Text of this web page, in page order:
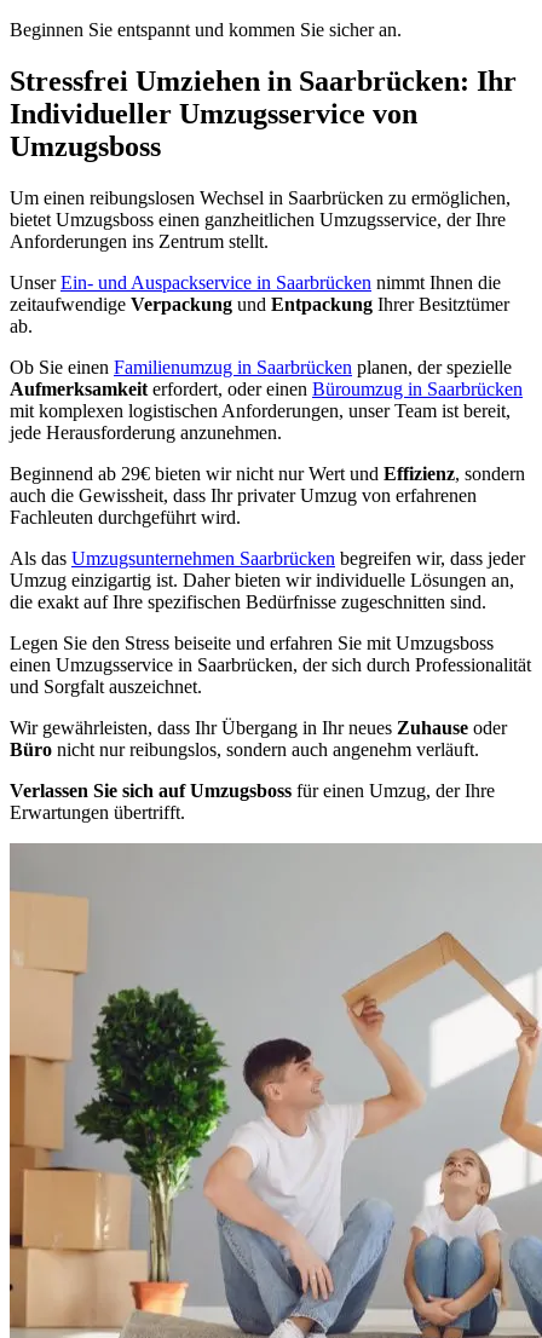
Beginnen Sie entspannt und kommen Sie sicher an.
Stressfrei Umziehen in Saarbrücken: Ihr
Individueller Umzugsservice von
Umzugsboss
Um einen reibungslosen Wechsel in Saarbrücken zu ermöglichen,
bietet Umzugsboss einen ganzheitlichen Umzugsservice, der Ihre
Anforderungen ins Zentrum stellt.
UnserEin- und Auspackservice in Saarbrücken nimmt Ihnen die
zeitaufwendige Verpackung und Entpackung Ihrer Besitztümer
ab.
Ob Sie einen Familienumzug in Saarbrücken planen, der spezielle
Aufmerksamkeit erfordert, oder einen Büroumzug in Saarbrücken
mit komplexen logistischen Anforderungen, unser Team ist bereit,
jede Herausforderung anzunehmen.
Beginnend ab 29€ bieten wir nicht nur Wert und Effizienz, sondern
auch die Gewissheit, dass Ihr privater Umzug von erfahrenen
Fachleuten durchgeführt wird.
Als das Umzugsunternehmen Saarbrücken begreifen wir, dass jeder
Umzug einzigartig ist. Daher bieten wir individuelle Lösungen an,
die exakt auf Ihre spezifischen Bedürfnisse zugeschnitten sind.
Legen Sie den Stress beiseite und erfahren Sie mit Umzugsboss
einen Umzugsservice in Saarbrücken, der sich durch Professionalität
und Sorgfalt auszeichnet.
Wir gewährleisten, dass Ihr Übergang in Ihr neues Zuhause oder
Büro nicht nur reibungslos, sondern auch angenehm verläuft.
Verlassen Sie sich auf Umzugsboss für einen Umzug, der Ihre
Erwartungen übertrifft.